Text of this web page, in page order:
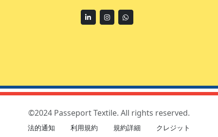
LinkedinInstagramWhatsApp
©2024 Passeport Textile. All rights reserved.
法的通知 利用規約 規約詳細 クレジット